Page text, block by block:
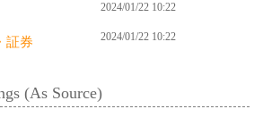
2024/01/22 10:22
証券 2024/01/22 10:22
(As Source)